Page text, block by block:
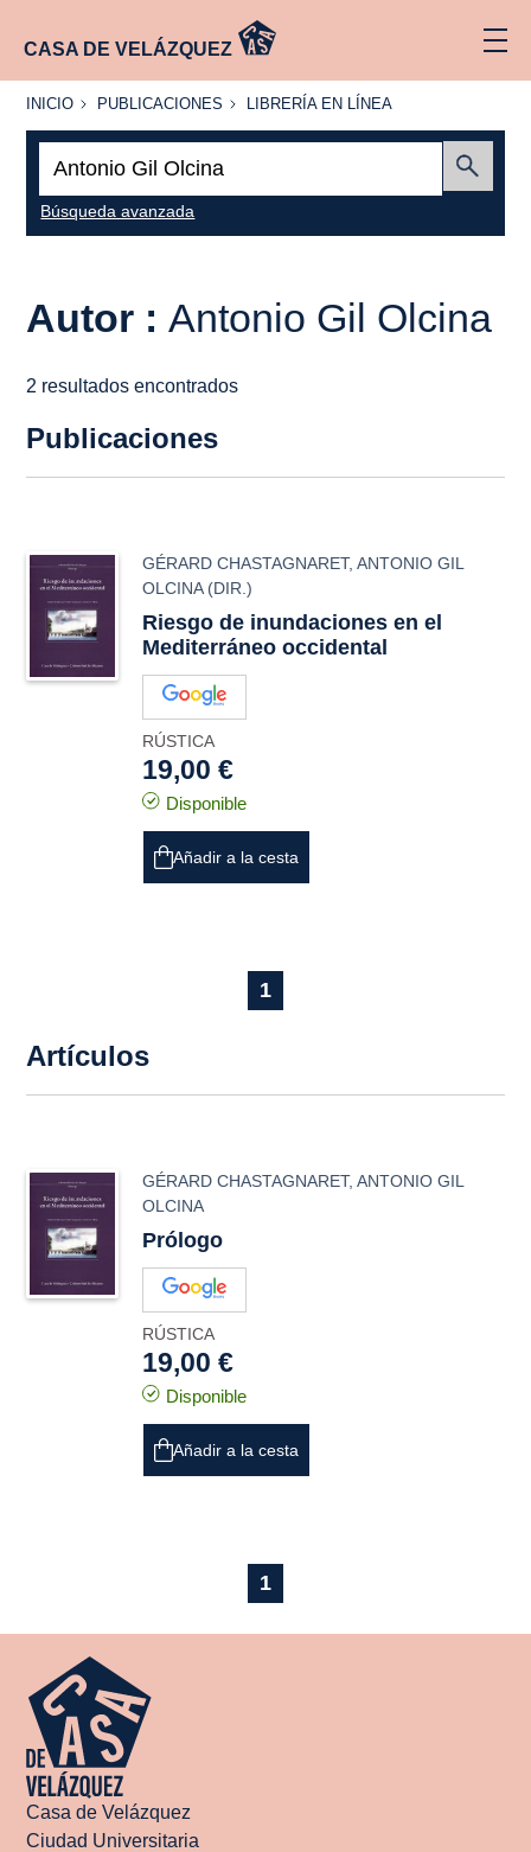
CASA DE VELÁZQUEZ
INICIO
INICIO PUBLICACIONES
PUBLICACIONES
LIBRERÍA
LÍNEA
LIBRERÍA EN LÍNEA
Búsqueda avanzada
Autor : Antonio Gil Olcina
2 resultados encontrados
Publicaciones
GÉRARD CHASTAGNARET,ANTONIO GIL
OLCINA(DIR.)
Riesgo de inundaciones en el
Mediterráneo occidental
RÚSTICA
19,00 €
Disponible
Añadir a la cesta
1
Artículos
GÉRARD CHASTAGNARET,ANTONIO GIL
OLCINA
Prólogo
RÚSTICA
19,00 €
Disponible
Añadir a la cesta
1
Casa de Velázquez
Ciudad Universitaria